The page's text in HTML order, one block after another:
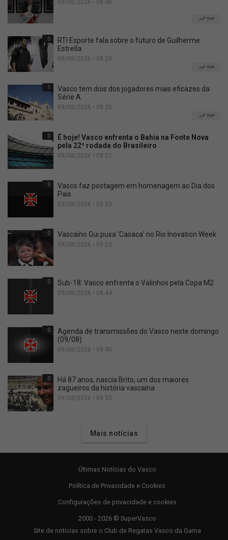
09/08/2026 • 08:48
TOP
0
RTI Esporte fala sobre o futuro de Guilherme
Estrella
09/08/2026 • 08:29
TOP
1
Vasco tem dois dos jogadores mais eficazes da
Série A
09/08/2026 • 08:35
TOP
0
É hoje! Vasco enfrenta o Bahia na Fonte Nova
pela 22ª rodada do Brasileiro
09/08/2026 • 08:21
0
Vasco faz postagem em homenagem ao Dia dos
Pais
09/08/2026 • 09:33
0 Vascaíno Gui puxa 'Casaca' no Rio Inovation Week
09/08/2026 • 09:23
0 Sub-18: Vasco enfrenta o Valinhos pela Copa M2
09/08/2026 • 08:44
0
Agenda de transmissões do Vasco neste domingo
(09/08)
09/08/2026 • 09:40
0
Há 87 anos, nascia Brito, um dos maiores
zagueiros da história vascaína
09/08/2026 • 09:35
Mais notícias
Últimas Notícias do Vasco
Política de Privacidade e Cookies
Configurações de privacidade e cookies
2000 - 2026 © SuperVasco
Site de notícias sobre o Club de Regatas Vasco da Gama